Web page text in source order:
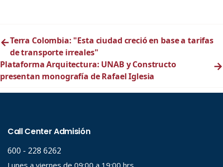
←Terra Colombia: "Esta ciudad creció en base a tarifas
de transporte irreales"
Plataforma Arquitectura: UNAB y Constructo
presentan monografía de Rafael Iglesia
→